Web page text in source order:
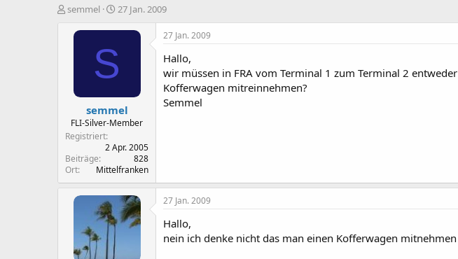
E
semmel
E
s
e
l
t
a
m
27 Jan. 2009
S
semmel
FLI-Silver-Member
Registriert
2 Apr. 2005
Beiträge
828
Ort
Mittelfranken
27 Jan. 2009
Hallo,
wir müssen in FRA vom Terminal 1 zum Terminal 2
Kofferwagen mitreinnehmen?
Semmel
27 Jan. 2009
Hallo,
nein ich denke nicht das man einen Kofferwagen